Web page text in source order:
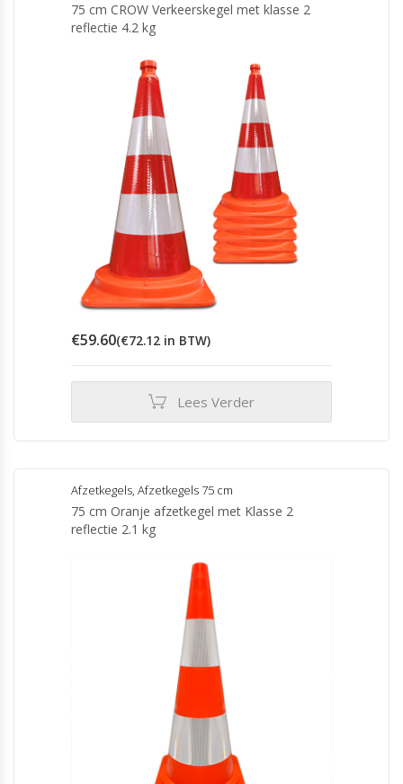
75 cm CROW Verkeerskegel met klasse 2
reflectie 4.2 kg
€59.60(€72.12 in BTW)
Lees Verder
Afzetkegels, Afzetkegels 75 cm
75 cm Oranje afzetkegel met Klasse 2
reflectie 2.1 kg